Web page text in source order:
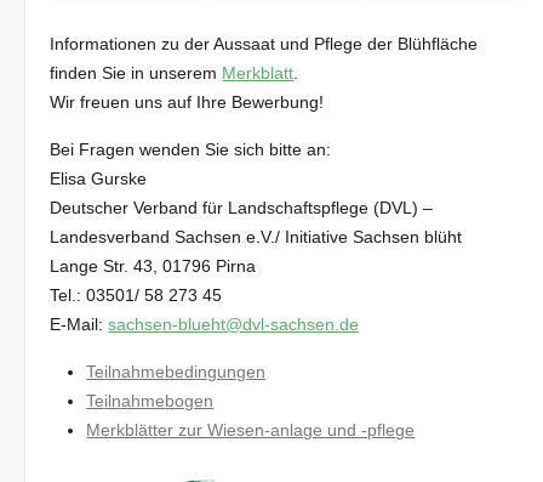
Informationen zu der Aussaat und Pflege der Blühfläche
finden Sie in unserem Merkblatt
Wir freuen uns auf Ihre Bewerbung!
Bei Fragen wenden Sie sich bitte an:
Elisa Gurske
Deutscher Verband für Landschaftspflege (DVL) –
Landesverband Sachsen e.V./ Initiative Sachsen blüht
Lange Str. 43, 01796 Pirna
Tel.: 03501/ 58 273 45
E-Mail:sachsen-blueht@dvl-sachsen.de
Teilnahmebedingungen
Teilnahmebogen
Merkblätter zur Wiesen-anlage und -pflege